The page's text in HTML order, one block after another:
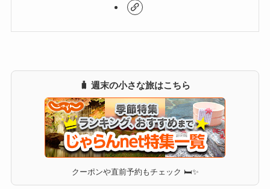
🧳 週末の小さな旅はこちら
クーポンや直前予約もチェック 🛏✨